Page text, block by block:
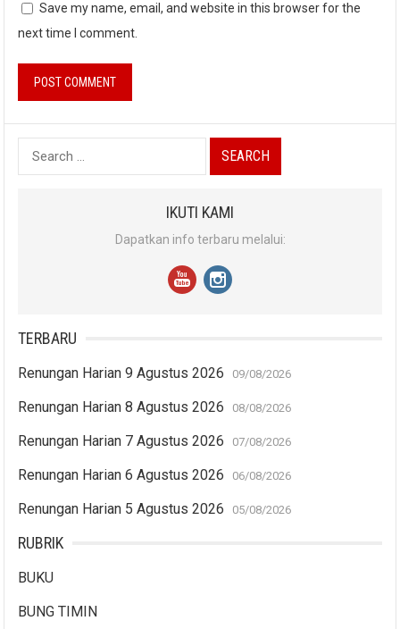
Save my name, email, and website in this browser for the
next time I comment.
Search
for:
IKUTI KAMI
Dapatkan info terbaru melalui:
TERBARU
Renungan Harian 9 Agustus 2026 09/08/2026
Renungan Harian 8 Agustus 2026 08/08/2026
Renungan Harian 7 Agustus 2026 07/08/2026
Renungan Harian 6 Agustus 2026 06/08/2026
Renungan Harian 5 Agustus 2026 05/08/2026
RUBRIK
BUKU
BUNG TIMIN